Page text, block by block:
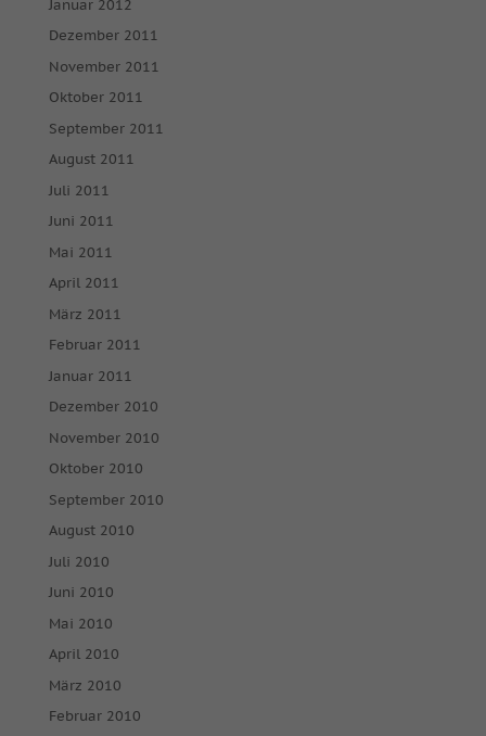
Januar 2012
Dezember 2011
November 2011
Oktober 2011
September 2011
August 2011
Juli 2011
Juni 2011
Mai 2011
April 2011
März 2011
Februar 2011
Januar 2011
Dezember 2010
November 2010
Oktober 2010
September 2010
August 2010
Juli 2010
Juni 2010
Mai 2010
April 2010
März 2010
Februar 2010
powered by Borlabs Cookie